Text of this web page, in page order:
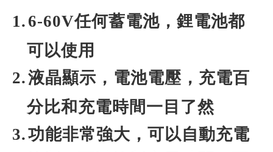
1. 6-60V任何蓄電池，鋰電池都
可以使用
2.液晶顯示，電池電壓，充電百
分比和充電時間一目了然
3.功能非常強大，可以自動充電